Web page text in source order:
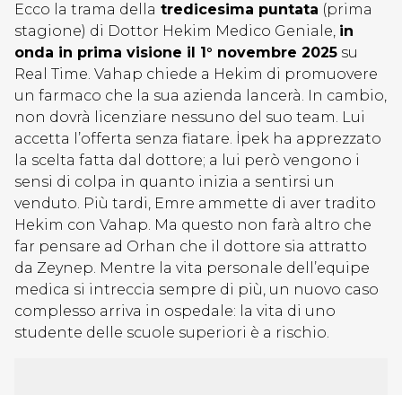
Ecco la trama della tredicesima puntata (prima
stagione) di Dottor Hekim Medico Geniale, in
onda in prima visione il 1° novembre 2025 su
Real Time. Vahap chiede a Hekim di promuovere
un farmaco che la sua azienda lancerà. In cambio,
non dovrà licenziare nessuno del suo team. Lui
accetta l’offerta senza fiatare. İpek ha apprezzato
la scelta fatta dal dottore; a lui però vengono i
sensi di colpa in quanto inizia a sentirsi un
venduto. Più tardi, Emre ammette di aver tradito
Hekim con Vahap. Ma questo non farà altro che
far pensare ad Orhan che il dottore sia attratto
da Zeynep. Mentre la vita personale dell’equipe
medica si intreccia sempre di più, un nuovo caso
complesso arriva in ospedale: la vita di uno
studente delle scuole superiori è a rischio.